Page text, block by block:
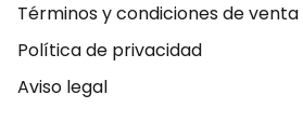
Términos y condiciones de venta
Política de privacidad
Aviso legal